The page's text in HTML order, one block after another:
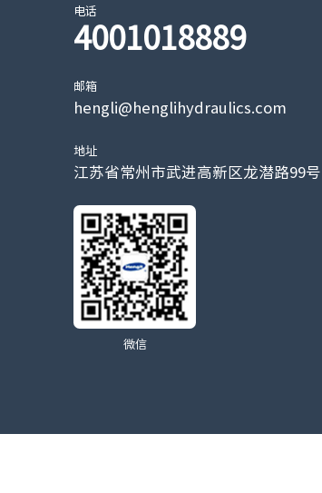
电话
4001018889
邮箱
hengli@henglihydraulics.com
地址
江苏省常州市武进高新区龙潜路99号
微信